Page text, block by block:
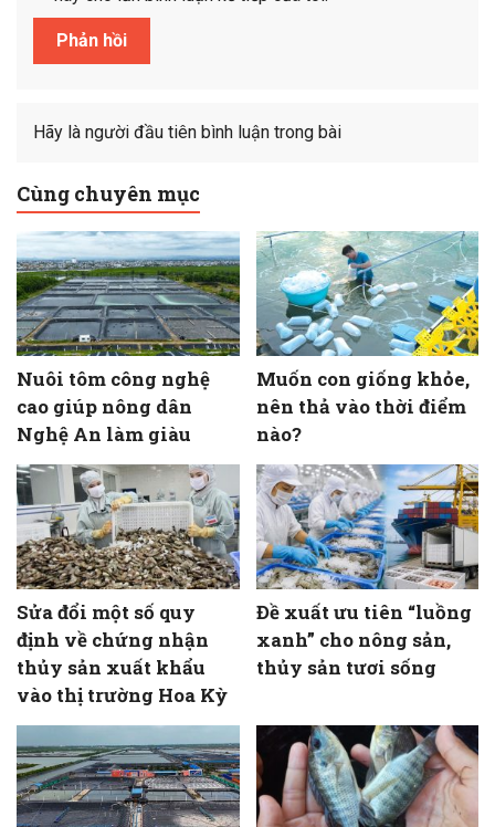
Hãy là người đầu tiên bình luận trong bài
Cùng chuyên mục
Nuôi tôm công nghệ
cao giúp nông dân
Nghệ An làm giàu
Muốn con giống khỏe,
nên thả vào thời điểm
nào?
Sửa đổi một số quy
định về chứng nhận
thủy sản xuất khẩu
vào thị trường Hoa Kỳ
Đề xuất ưu tiên “luồng
xanh” cho nông sản,
thủy sản tươi sống